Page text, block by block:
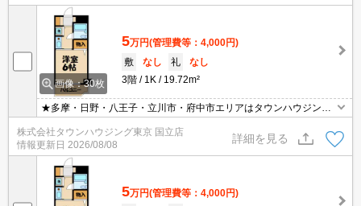
画像：30枚
5万円(管理費等：4,000円)
敷
なし 礼
なし
3階
1K 19.72m²
★多摩・日野・八王子・立川市・府中市エリアはタウンハウジング
へお任せください！学区・スーパーなどの周辺情報もお気軽にお問
い合わせください★
株式会社タウンハウジング東京 国立店
情報更新日 2026/08/08
詳細を見る
5万円(管理費等：4,000円)